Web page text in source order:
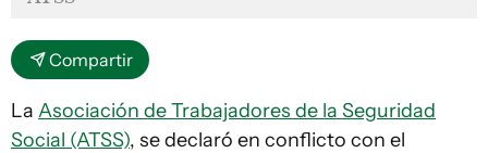
Compartir
La Asociación de Trabajadores de la Seguridad
Social (ATSS), se declaró en conflicto con el